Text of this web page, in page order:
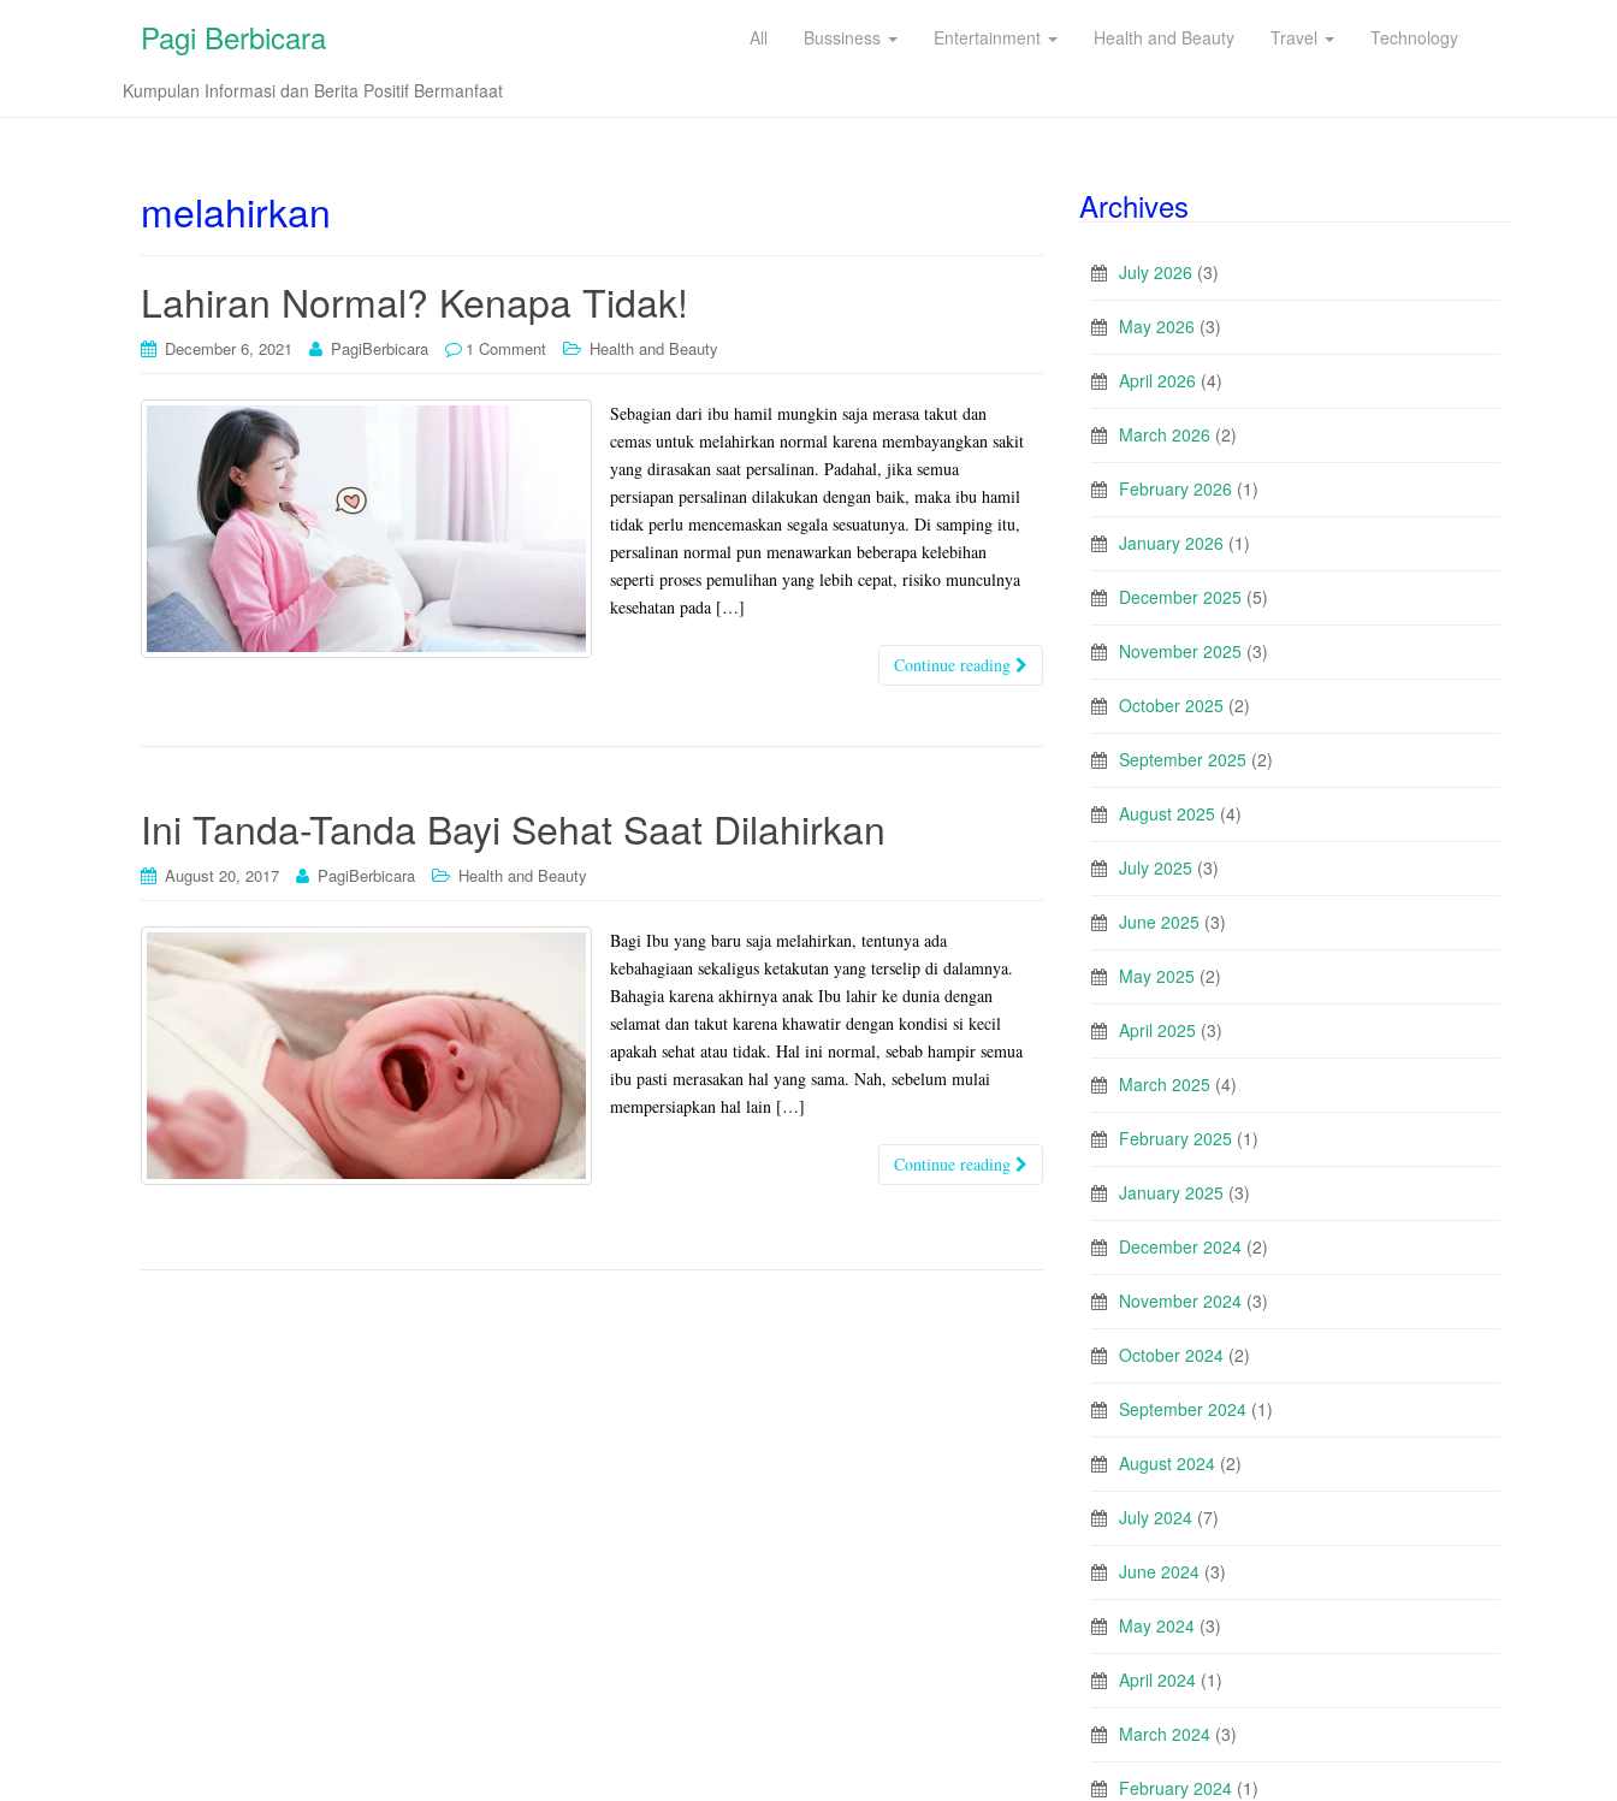
Pagi Berbicara
Kumpulan Informasi dan Berita Positif Bermanfaat
All Bussiness Entertainment Health and Beauty Travel Technology
melahirkan
Lahiran Normal? Kenapa Tidak!
December 6, 2021 PagiBerbicara 1 Comment Health and Beauty
Sebagian dari ibu hamil mungkin saja merasa takut dan
cemas untuk melahirkan normal karena membayangkan sakit
yang dirasakan saat persalinan. Padahal, jika semua
persiapan persalinan dilakukan dengan baik, maka ibu hamil
tidak perlu mencemaskan segala sesuatunya. Di samping itu,
persalinan normal pun menawarkan beberapa kelebihan
seperti proses pemulihan yang lebih cepat, risiko munculnya
kesehatan pada […]
Continue reading
Ini Tanda-Tanda Bayi Sehat Saat Dilahirkan
August 20, 2017 PagiBerbicara Health and Beauty
Bagi Ibu yang baru saja melahirkan, tentunya ada
kebahagiaan sekaligus ketakutan yang terselip di dalamnya.
Bahagia karena akhirnya anak Ibu lahir ke dunia dengan
selamat dan takut karena khawatir dengan kondisi si kecil
apakah sehat atau tidak. Hal ini normal, sebab hampir semua
ibu pasti merasakan hal yang sama. Nah, sebelum mulai
mempersiapkan hal lain […]
Continue reading
Archives
July 2026 (3)
May 2026 (3)
April 2026 (4)
March 2026 (2)
February 2026 (1)
January 2026 (1)
December 2025 (5)
November 2025 (3)
October 2025 (2)
September 2025 (2)
August 2025 (4)
July 2025 (3)
June 2025 (3)
May 2025 (2)
April 2025 (3)
March 2025 (4)
February 2025 (1)
January 2025 (3)
December 2024 (2)
November 2024 (3)
October 2024 (2)
September 2024 (1)
August 2024 (2)
July 2024 (7)
June 2024 (3)
May 2024 (3)
April 2024 (1)
March 2024 (3)
February 2024 (1)